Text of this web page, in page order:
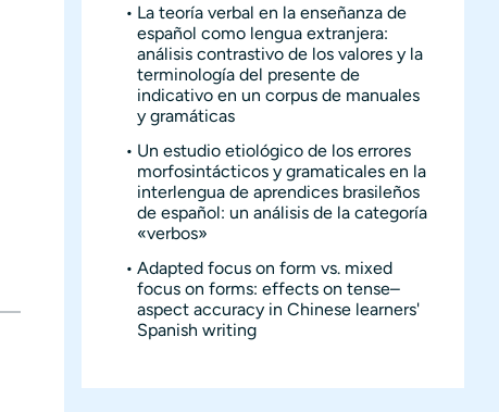
La teoría verbal en la enseñanza de
español como lengua extranjera:
análisis contrastivo de los valores y la
terminología del presente de
indicativo en un corpus de manuales
y gramáticas
Un estudio etiológico de los errores
morfosintácticos y gramaticales en la
interlengua de aprendices brasileños
de español: un análisis de la categoría
«verbos»
Adapted focus on form vs. mixed
focus on forms: effects on tense–
aspect accuracy in Chinese learners'
Spanish writing